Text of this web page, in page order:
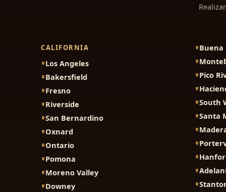
CALIFORNIA
Los Angeles
Bakersfield
Fresno
Riverside
San Bernardino
Oxnard
Ontario
Pomona
Moreno Valley
Downey
Buena
Pico
South
Santa